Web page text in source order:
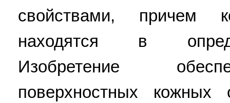
свойствами, причем
находятся в
Изобретение
поверхностных кожных